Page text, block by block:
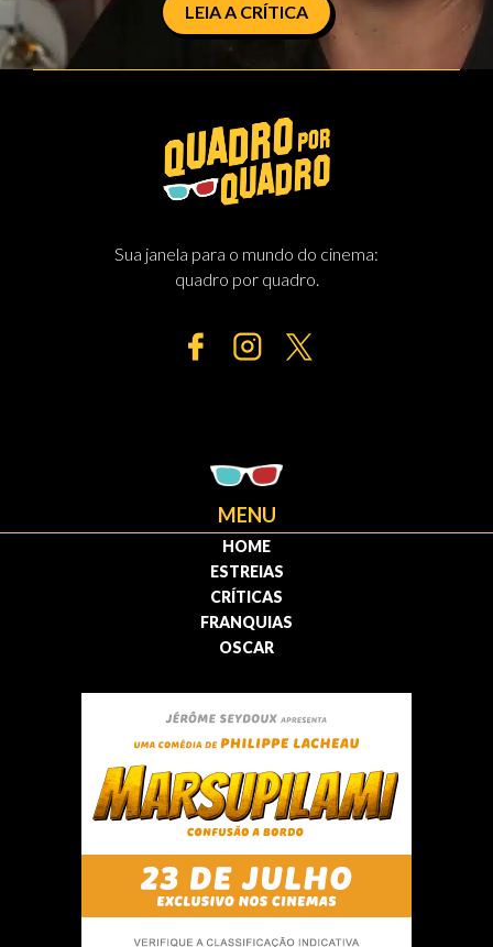
LEIA A CRÍTICA
Sua janela para o mundo do cinema:
quadro por quadro.
MENU
HOME
ESTREIAS
CRÍTICAS
FRANQUIAS
OSCAR